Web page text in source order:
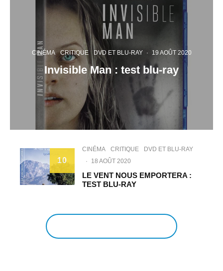
CINÉMA CRITIQUE DVD ET BLU-RAY · 19 AOÛT 2020
Invisible Man : test blu-ray
10
CINÉMA CRITIQUE
DVD ET BLU-RAY
·
18 AOÛT 2020
LE VENT NOUS EMPORTERA :
TEST BLU-RAY